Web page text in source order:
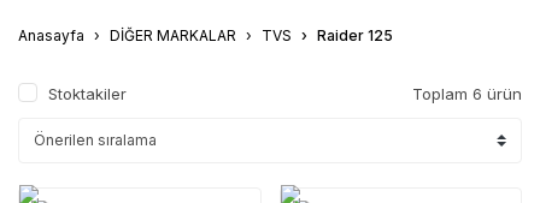
Anasayfa DİĞER MARKALAR TVS Raider 125
Stoktakiler Toplam 6 ürün